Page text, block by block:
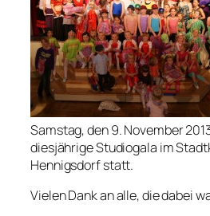
Samstag, den 9. November
diesjährige Studiogala im
Hennigsdorf statt.
Vielen Dank an alle, die dabei